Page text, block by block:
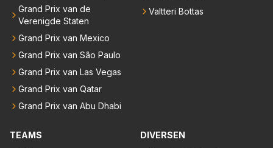
Grand Prix van de
Verenigde Staten
Grand Prix van Mexico
Grand Prix van São Paulo
Grand Prix van Las Vegas
Grand Prix van Qatar
Grand Prix van Abu Dhabi
Valtteri Bottas
TEAMS
DIVERSEN